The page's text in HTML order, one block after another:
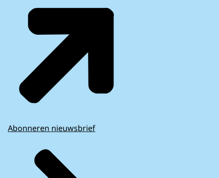
Abonneren nieuwsbrief